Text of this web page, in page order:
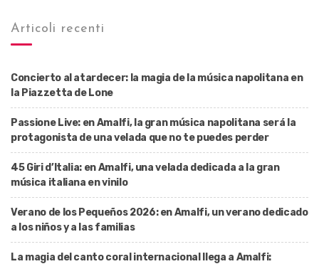
Articoli recenti
Concierto al atardecer: la magia de la música napolitana en
la Piazzetta de Lone
Passione Live: en Amalfi, la gran música napolitana será la
protagonista de una velada que no te puedes perder
45 Giri d’Italia: en Amalfi, una velada dedicada a la gran
música italiana en vinilo
Verano de los Pequeños 2026: en Amalfi, un verano dedicado
a los niños y a las familias
La magia del canto coral internacional llega a Amalfi: